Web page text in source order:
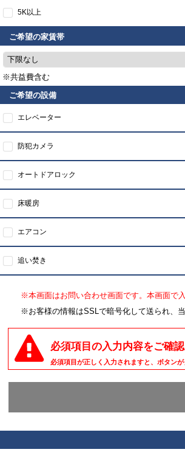
5K以上
ご希望の家賃帯
下限なし
※共益費含む
ご希望の設備
エレベーター
防犯カメラ
オートドアロック
床暖房
エアコン
追い焚き
※本画面はお問い合わせ画面です。本画面で
※お客様の情報はSSLで暗号化して送られ、
必須項目の入力内容をご確認
必須項目が正しく入力されますと、ボタンが